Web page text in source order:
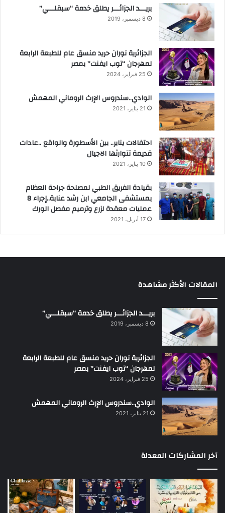
بريـــد الجزائـــر يطلق خدمة “سبقلـــي”
8 ديسمبر، 2019
الجزائرية نوران حريد منسق عام للطبعة الرابعة
لمهرجان “توب ايفنت” بمصر
25 فبراير، 2024
الوادي..سندروس الإرث الروماني المهمش
21 يناير، 2021
احتفالات يناير.. بين الأسطورة والواقع ..عادات
قديمة تتوارثها الاجيال
10 يناير، 2021
بقيادة الفريق الطبي لمصلحة جراحة العظام
بمستشفى الجامعي ابن رشد عنابة..إجراء 8
عمليات معقدة لزرع وترميم مفصل الورك
17 أبريل، 2021
المقالات الأكثر مشاهدة
بريـــد الجزائـــر يطلق خدمة “سبقلـــي”
8 ديسمبر، 2019
الجزائرية نوران حريد منسق عام للطبعة الرابعة
لمهرجان “توب ايفنت” بمصر
25 فبراير، 2024
الوادي..سندروس الإرث الروماني المهمش
21 يناير، 2021
آخر المشاركات المعدلة